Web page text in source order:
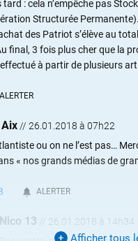
tard : cela n’empêche pas
Structurée Permanente).
des Patriot s’élève au
final, 3 fois plus cher que la
à partir de plusieurs
ALERTER
// 26.01.2018 à 07h22
ou on ne l’est pas…
« nos grands médias de
ALERTER
Nico 13 // 26.01.2018 à 14h34
Afficher tous